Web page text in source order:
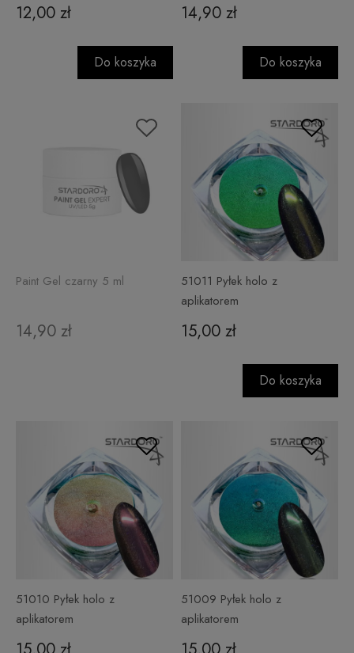
12,00 zł
Do koszyka
14,90 zł
Do koszyka
Paint Gel czarny 5 ml
14,90 zł
51011 Pyłek holo z
aplikatorem
15,00 zł
Do koszyka
51010 Pyłek holo z
aplikatorem
51009 Pyłek holo z
aplikatorem